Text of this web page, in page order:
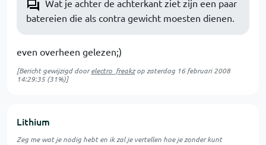
Wat je achter de achterkant ziet zijn een paar
batereien die als contra gewicht moesten dienen.
even overheen gelezen;)
[Bericht gewijzigd doorelectro_freakzop zaterdag 16 februari 2008
14:29:35(31%)]
Lithium
Zeg me wat je nodig hebt en ik zal je vertellen hoe je zonder kunt